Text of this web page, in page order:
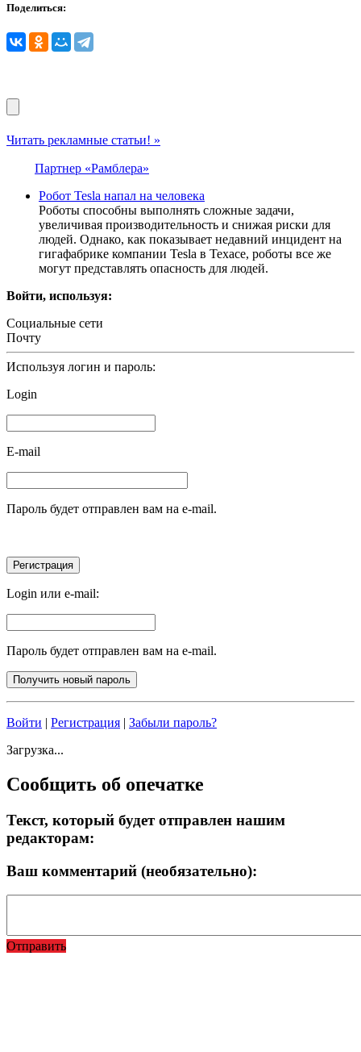
Поделиться:
Читать рекламные статьи! »
Партнер «Рамблера»
Робот Tesla напал на человека
Роботы способны выполнять сложные задачи,
увеличивая производительность и снижая риски для
людей. Однако, как показывает недавний инцидент на
гигафабрике компании Tesla в Техасе, роботы все же
могут представлять опасность для людей.
Войти, используя:
Социальные сети
Почту
Используя логин и пароль:
Login
E-mail
Пароль будет отправлен вам на e-mail.
Login или e-mail:
Пароль будет отправлен вам на e-mail.
Войти | Регистрация | Забыли пароль?
Загрузка...
Сообщить об опечатке
Текст, который будет отправлен нашим
редакторам:
Ваш комментарий (необязательно):
Отправить